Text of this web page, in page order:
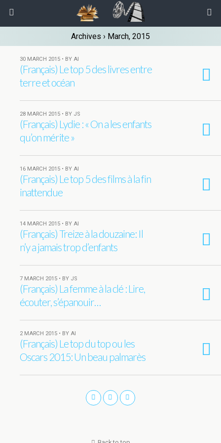
Archives › March, 2015
30 MARCH 2015 • BY AI
(Français) Le top 5 des livres entre
terre et océan
28 MARCH 2015 • BY JS
(Français) Lydie : « On a les enfants
qu’on mérite »
16 MARCH 2015 • BY AI
(Français) Le top 5 des films à la fin
inattendue
14 MARCH 2015 • BY AI
(Français) Treize à la douzaine: Il
n’y a jamais trop d’enfants
7 MARCH 2015 • BY JS
(Français) La femme à la clé : Lire,
écouter, s’épanouir…
2 MARCH 2015 • BY AI
(Français) Le top du top ou les
Oscars 2015: Un beau palmarès